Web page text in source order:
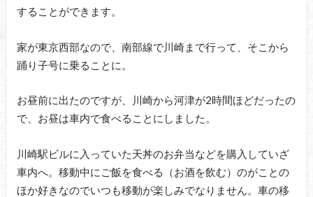
することができます。
家が東京西部なので、南部線で川崎まで行って、そこから
踊り子号に乗ることに。
お昼前に出たのですが、川崎から河津が2時間ほどだったの
で、お昼は車内で食べることにしました。
川崎駅ビルに入っていた天丼のお弁当などを購入していざ
車内へ。移動中にご飯を食べる（お酒を飲む）のがことの
ほか好きなのでいつも移動が楽しみでなりません。車の移